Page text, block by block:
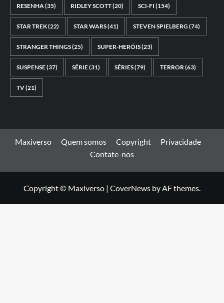
RESENHA(35) RIDLEY SCOTT(20) SCI-FI (154)
STAR TREK(22) STAR WARS(41) STEVEN SPIELBERG (74)
STRANGER THINGS(25) SUPER-HERÓIS(23)
SUSPENSE(37) SÉRIE(31) SÉRIES(79) TERROR(63)
TV(21)
Maxiverso Quem somos Copyright
Privacidade
Contate-nos
Copyright © Maxiverso | CoverNews by AF themes.